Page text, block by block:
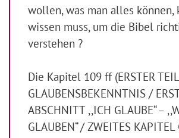
wollen, was man alles können,
wissen muss, um die Bibel
verstehen ?
Die Kapitel 109 ff (ERSTER
GLAUBENSBEKENNTNIS /
ABSCHNITT ,,ICH GLAUBE“ –
GLAUBEN“ / ZWEITES KAPITEL